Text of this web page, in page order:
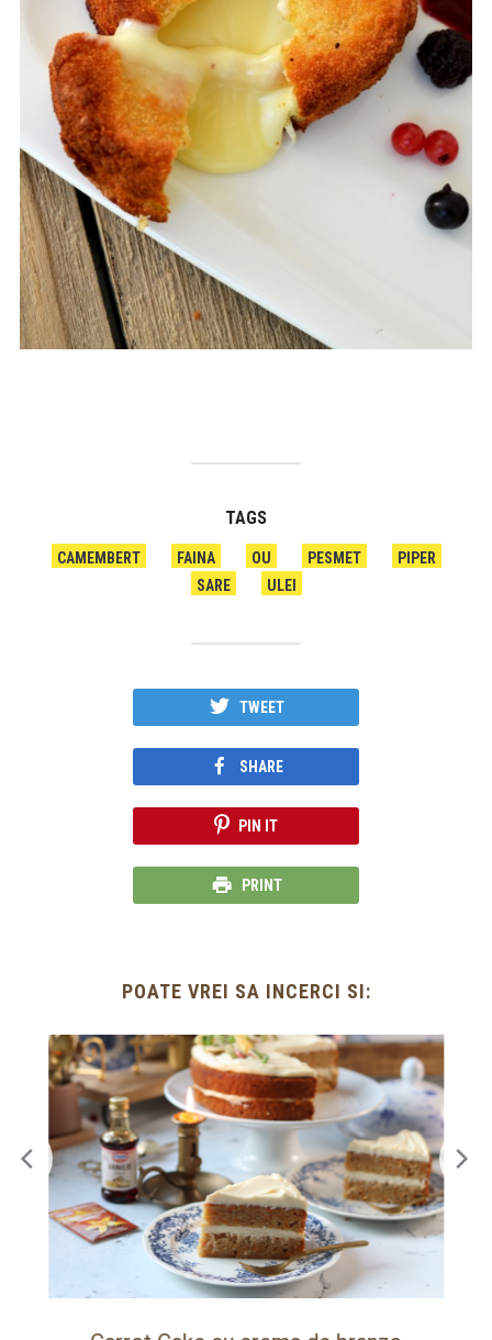
TAGS
CAMEMBERT FAINA OU PESMET
PIPER
SARE
ULEI
TWEET
SHARE
PIN IT
PRINT
POATE VREI SA INCERCI SI: